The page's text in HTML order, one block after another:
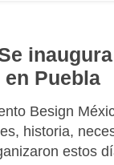
Puebla
Besign
historia,
estos